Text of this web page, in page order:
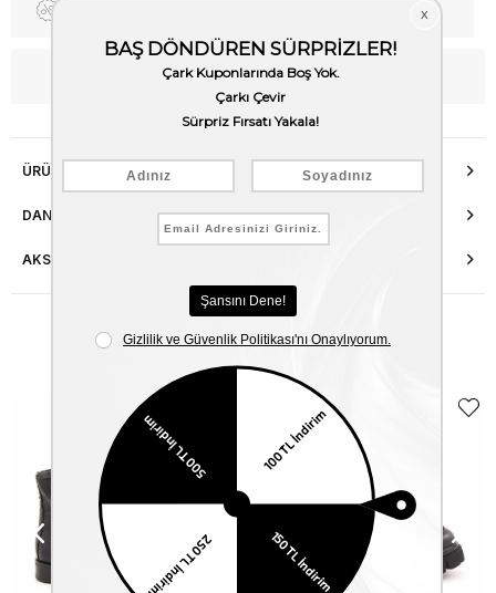
WhatsApp’tan Bilgi Al
ÜRÜN ÖZELLIKLERI
DANIŞMA HATTI
AKSESUAR ONARIMI
Benzer Ürünler
EKSTRA
İNDİRİM